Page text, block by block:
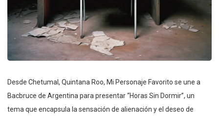
Desde Chetumal, Quintana Roo, Mi Personaje Favorito se une a
Bacbruce de Argentina para presentar “Horas Sin Dormir”, un
tema que encapsula la sensación de alienación y el deseo de